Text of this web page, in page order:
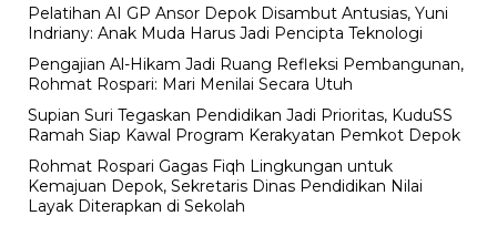
Pelatihan AI GP Ansor Depok Disambut Antusias, Yuni
Indriany: Anak Muda Harus Jadi Pencipta Teknologi
Pengajian Al-Hikam Jadi Ruang Refleksi Pembangunan,
Rohmat Rospari: Mari Menilai Secara Utuh
Supian Suri Tegaskan Pendidikan Jadi Prioritas, KuduSS
Ramah Siap Kawal Program Kerakyatan Pemkot Depok
Rohmat Rospari Gagas Fiqh Lingkungan untuk
Kemajuan Depok, Sekretaris Dinas Pendidikan Nilai
Layak Diterapkan di Sekolah